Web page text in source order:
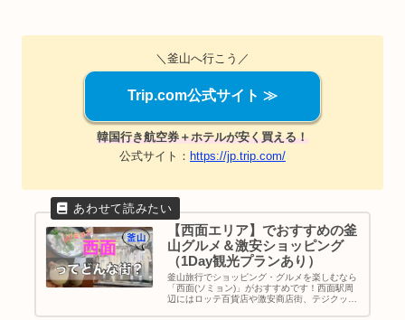
＼釜山へ行こう／
Trip.com公式サイト ≫
韓国行き航空券＋ホテルが安く買える！
公式サイト： https://jp.trip.com/
【西面エリア】でおすすめの釜
山グルメ＆激安ショッピング
（1Day観光プランあり）
釜山旅行でショッピング・グルメを楽しむなら
「西面(ソミョン)」がおすすめです！西面駅周
辺にはロッテ百貨店や激安商店街、テジクッパ